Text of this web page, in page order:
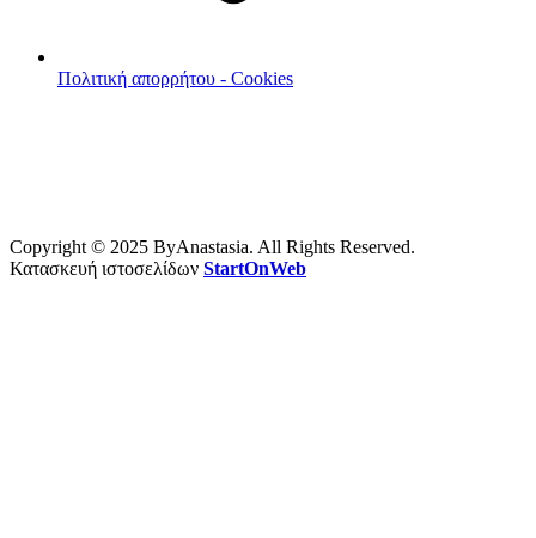
Πολιτική απορρήτου - Cookies
Copyright © 2025 ByAnastasia. All Rights Reserved.
Κατασκευή ιστοσελίδων StartOnWeb